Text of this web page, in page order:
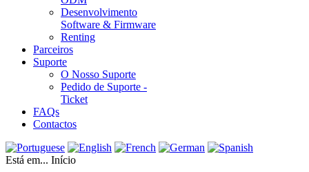
Desenvolvimento
Software & Firmware
Renting
Parceiros
Suporte
O Nosso Suporte
Pedido de Suporte -
Ticket
FAQs
Contactos
Está em... Início